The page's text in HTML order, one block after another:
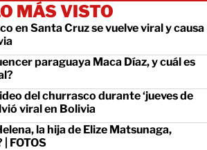
MÁS VISTO
en Santa Cruz se vuelve viral y causa
paraguaya Maca Díaz, y cuál es
del churrasco durante ‘jueves de
viral en Bolivia
la hija de Elize Matsunaga,
FOTOS